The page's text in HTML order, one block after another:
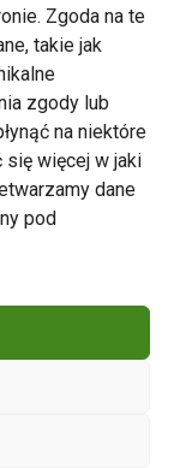
Zgoda na te
takie jak
zgody lub
na niektóre
więcej w jaki
dane
pod